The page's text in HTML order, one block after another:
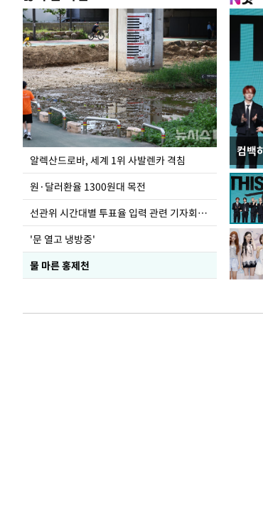
알렉산드로바, 세계 1위 사발렌카 격침
원·달러환율 1300원대 목전
선관위 시간대별 투표율 입력 관련 기자회견하는 주진우 의원
'문 열고 냉방중'
물 마른 홍제천
컴백
극
도